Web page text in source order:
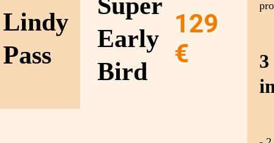
Lindy
Pass
Early
Bird
129
€
3